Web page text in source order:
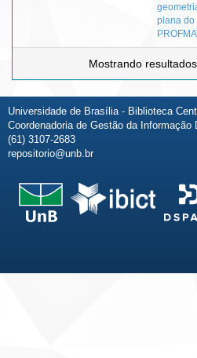
plana do
Mostrando
Universidade de Brasília - Biblioteca
Coordenadoria de Gestão da Informação
(61) 3107-2683
repositorio@unb.br